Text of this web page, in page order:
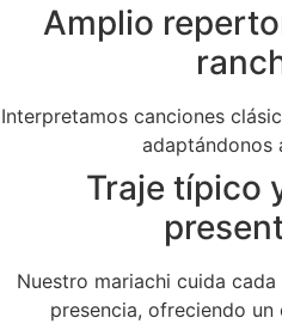
Amplio
Interpretamos canciones
adaptándonos
Traje típico
Nuestro mariachi cuida
presencia, ofreciendo